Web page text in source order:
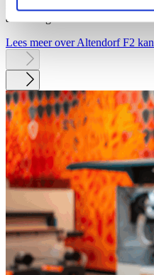
afwerking.
Lees meer over Altendorf F2